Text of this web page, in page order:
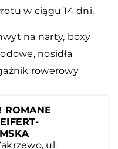
w ciągu 14 dni.
na narty, boxy
nosidła
rowerowy
ROMANE
ul.